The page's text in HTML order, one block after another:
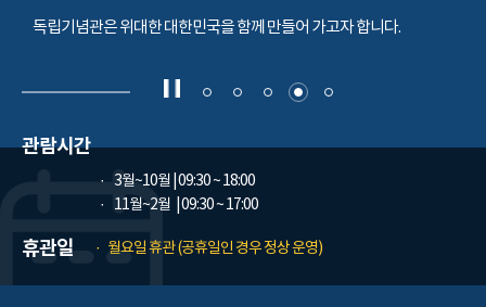
독립기념관은 위대한 대한민국을 함께 만들어 가고자 합니다.
관람시간
3월~10월 | 09:30 ~ 18:00
11월~2월
| 09:30 ~ 17:00
휴관일 월요일 휴관 (공휴일인 경우 정상 운영)